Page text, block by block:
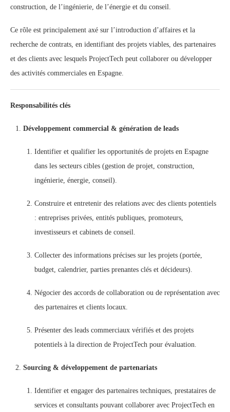
construction, de l’ingénierie, de l’énergie et du conseil.
Ce rôle est principalement axé sur l’introduction d’affaires et la
recherche de contrats, en identifiant des projets viables, des partenaires
et des clients avec lesquels ProjectTech peut collaborer ou développer
des activités commerciales en Espagne.
Responsabilités clés
Développement commercial & génération de leads
Identifier et qualifier les opportunités de projets en Espagne
dans les secteurs cibles (gestion de projet, construction,
ingénierie, énergie, conseil).
Construire et entretenir des relations avec des clients potentiels
: entreprises privées, entités publiques, promoteurs,
investisseurs et cabinets de conseil.
Collecter des informations précises sur les projets (portée,
budget, calendrier, parties prenantes clés et décideurs).
Négocier des accords de collaboration ou de représentation avec
des partenaires et clients locaux.
Présenter des leads commerciaux vérifiés et des projets
potentiels à la direction de ProjectTech pour évaluation.
Sourcing & développement de partenariats
Identifier et engager des partenaires techniques, prestataires de
services et consultants pouvant collaborer avec ProjectTech en